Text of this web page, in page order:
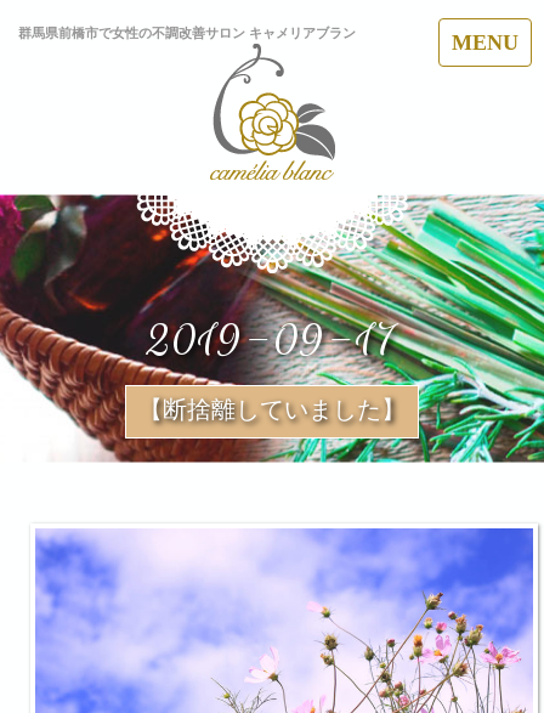
群馬県前橋市で女性の不調改善サロン キャメリアブラン MENU
2019-09-17
【断捨離していました】